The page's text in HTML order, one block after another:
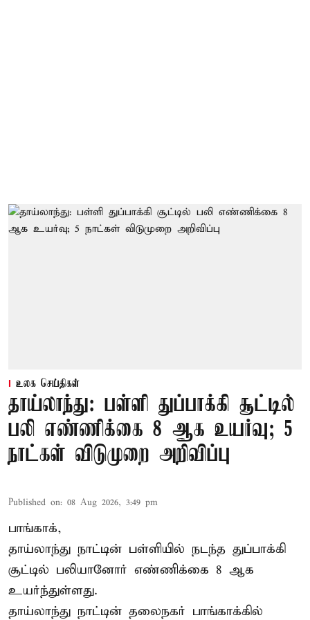
உலக செய்திகள்
தாய்லாந்து: பள்ளி துப்பாக்கி சூட்டில்
பலி எண்ணிக்கை 8 ஆக உயர்வு; 5
நாட்கள் விடுமுறை அறிவிப்பு
Published on: 08 Aug 2026, 3:49 pm
பாங்காக்,
தாய்லாந்து நாட்டின் பள்ளியில் நடந்த துப்பாக்கி
சூட்டில் பலியானோர் எண்ணிக்கை 8 ஆக
உயர்ந்துள்ளது.
தாய்லாந்து நாட்டின் தலைநகர் பாங்காக்கில்